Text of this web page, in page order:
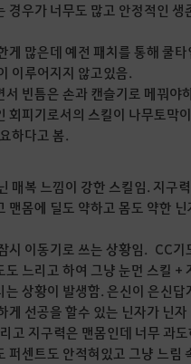
경우가 너무도 많고 안정적인 생
게 많은데 예전 패치를 통해 쿨
이루어지지 않고있음.
서 빈틈은 손과 캔슬기로 메꿔야
회피기로서의 스킬이 나무토막
하다고 봄.
매복 느낌이 강한 스킬임. 지구
맨몸에 딜도 약하고 몸도 약한
시 이동기로 쓰는 상황임. CC기
도 느리고 하여 그냥 눈먼 스킬 +
는 상황이 발생함. 은신이 은신답
게 선공을 할수 있는 닌자가 닌자
고 지구력은 맨몸인데 너무 과도
퍼센트도 안적혀있고 그냥 느림